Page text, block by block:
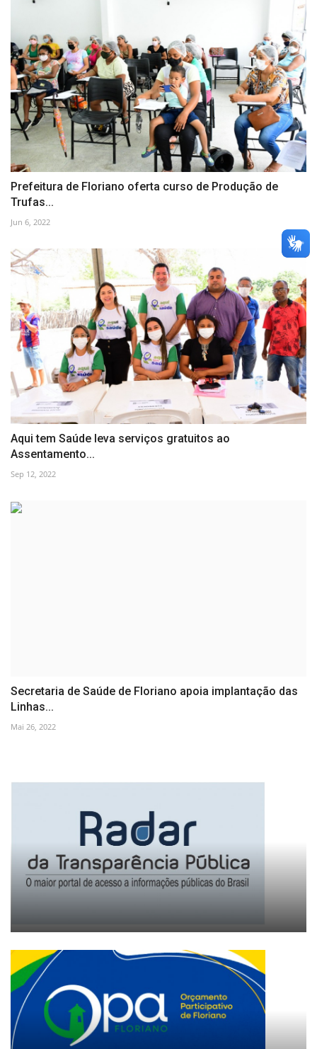
Prefeitura de Floriano oferta curso de Produção de
Trufas...
Jun 6, 2022
Aqui tem Saúde leva serviços gratuitos ao
Assentamento...
Sep 12, 2022
Secretaria de Saúde de Floriano apoia implantação das
Linhas...
Mai 26, 2022